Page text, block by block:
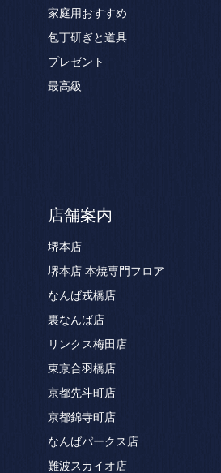
家庭用おすすめ
包丁研ぎと道具
プレゼント
最高級
店舗案内
堺本店
堺本店 本焼専門フロア
なんば戎橋店
裏なんば店
リンクス梅田店
東京合羽橋店
京都先斗町店
京都錦寺町店
なんばパークス店
難波スカイオ店